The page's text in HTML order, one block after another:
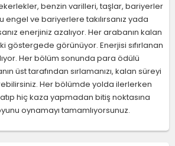
benzin varilleri, taşlar, bariyerler
engel ve bariyerlere takılırsanız yada
enerjiniz azalıyor. Her arabanın kalan
göstergede görünüyor. Enerjisi sıfırlanan
Her bölüm sonunda para ödülü
üst tarafından sırlamanızı, kalan süreyi
Her bölümde yolda ilerlerken
hiç kaza yapmadan bitiş noktasına
oynamayı tamamlıyorsunuz.